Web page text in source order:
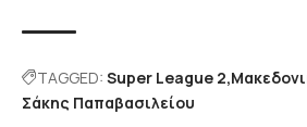
TAGGED: Super League 2
Σάκης Παπαβασιλείου